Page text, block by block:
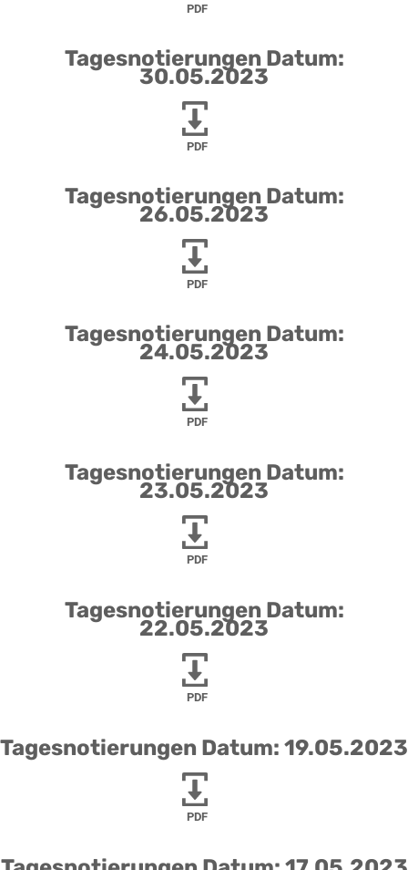
PDF
Tagesnotierungen Datum:
30.05.2023
PDF
Tagesnotierungen Datum:
26.05.2023
PDF
Tagesnotierungen Datum:
24.05.2023
PDF
Tagesnotierungen Datum:
23.05.2023
PDF
Tagesnotierungen Datum:
22.05.2023
PDF
Tagesnotierungen Datum: 19.05.2023
PDF